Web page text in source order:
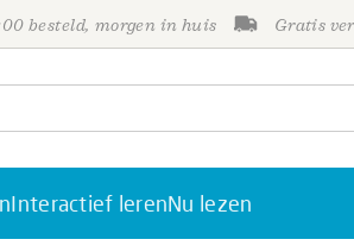
besteld, morgen in huis Gratis
Interactief lerenNu lezen